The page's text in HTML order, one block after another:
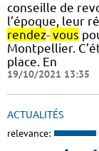
conseille de
l’époque, leur
rendez- vous
Montpellier.
place. En
19/10/2021 13:35
ACTUALITÉS
relevance: